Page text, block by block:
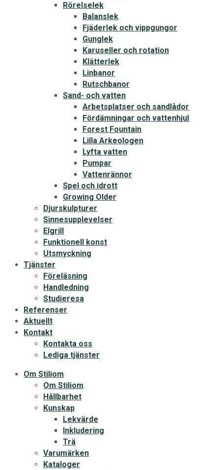
Rörelselek
Balanslek
Fjäderlek och vippgungor
Gunglek
Karuseller och rotation
Klätterlek
Linbanor
Rutschbanor
Sand- och vatten
Arbetsplatser och sandlådor
Fördämningar och vattenhjul
Forest Fountain
Lilla Arkeologen
Lyfta vatten
Pumpar
Vattenrännor
Spel och idrott
Growing Older
Djurskulpturer
Sinnesupplevelser
Elgrill
Funktionell konst
Utsmyckning
Tjänster
Föreläsning
Handledning
Studieresa
Referenser
Aktuellt
Kontakt
Kontakta oss
Lediga tjänster
Om Stiliom
Om Stiliom
Hållbarhet
Kunskap
Lekvärde
Inkludering
Trä
Varumärken
Kataloger